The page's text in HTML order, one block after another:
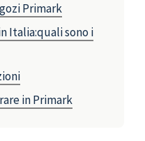
Primark
Italia:quali sono i
in Primark